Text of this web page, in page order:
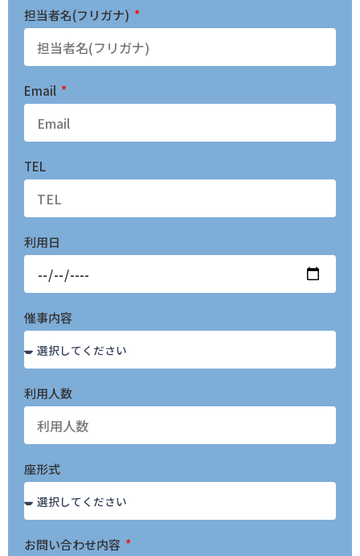
担当者名(フリガナ)
Email
TEL
利用日
催事内容
利用人数
座形式
お問い合わせ内容